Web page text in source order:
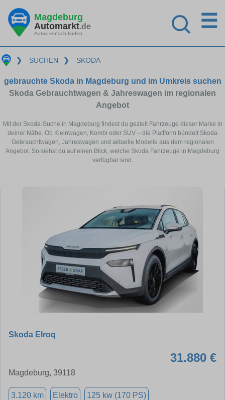
Magdeburg
Automarkt.de
Autos einfach finden
☰
❯ SUCHEN ❯ SKODA
gebrauchte Skoda in Magdeburg und im Umkreis suchen
Skoda Gebrauchtwagen & Jahreswagen im regionalen
Angebot
Mit der Skoda-Suche in Magdeburg findest du gezielt Fahrzeuge dieser Marke in
deiner Nähe. Ob Kleinwagen, Kombi oder SUV – die Plattform bündelt Skoda
Gebrauchtwagen, Jahreswagen und aktuelle Modelle aus dem regionalen
Angebot. So siehst du auf einen Blick, welche Skoda Fahrzeuge in Magdeburg
verfügbar sind.
Skoda Elroq
31.880 €
Magdeburg, 39118
3.120 km Elektro 125 kw (170 PS)